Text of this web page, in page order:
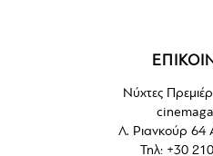
Νύχτες
Λ. Ριανκούρ 64
Τηλ: +30